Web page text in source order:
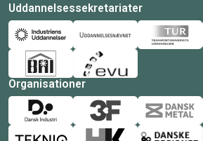
Uddannelsessekretariater
Organisationer